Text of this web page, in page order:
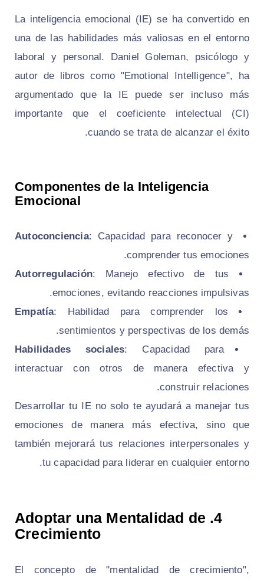
La inteligencia emocional (IE) se ha convertido en
una de las habilidades más valiosas en el entorno
laboral y personal. Daniel Goleman, psicólogo y
autor de libros como "Emotional Intelligence", ha
argumentado que la IE puede ser incluso más
importante que el coeficiente intelectual (CI)
cuando se trata de alcanzar el éxito.
Componentes de la Inteligencia
Emocional
Autoconciencia: Capacidad para reconocer y
comprender tus emociones.
Autorregulación: Manejo efectivo de tus
emociones, evitando reacciones impulsivas.
Empatía: Habilidad para comprender los
sentimientos y perspectivas de los demás.
Habilidades sociales: Capacidad para
interactuar con otros de manera efectiva y
construir relaciones.
Desarrollar tu IE no solo te ayudará a manejar tus
emociones de manera más efectiva, sino que
también mejorará tus relaciones interpersonales y
tu capacidad para liderar en cualquier entorno.
4. Adoptar una Mentalidad de
Crecimiento
El concepto de "mentalidad de crecimiento",